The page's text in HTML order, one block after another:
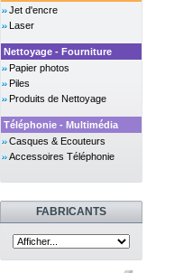
Jet d'encre
Laser
Nettoyage - Fourniture
Papier photos
Piles
Produits de Nettoyage
Téléphonie - Multimédia
Casques & Ecouteurs
Accessoires Téléphonie
FABRICANTS